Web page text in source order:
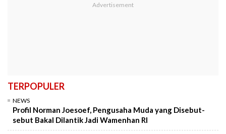
TERPOPULER
NEWS
Profil Norman Joesoef, Pengusaha Muda yang Disebut-
sebut Bakal Dilantik Jadi Wamenhan RI